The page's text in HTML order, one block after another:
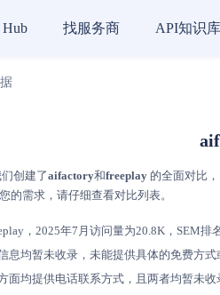
找服务商 API知识库
创建了aifactory和freeplay 的全面对比
的需求，请仔细查看对比列表。
，2025年7月访问量为20.8K，SEM
息均暂未收录，未能提供具体的免费方
面均提供电话联系方式，且两者均暂未